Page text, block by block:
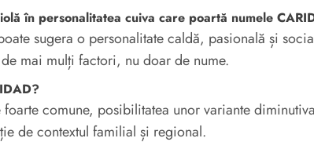
în personalitatea cuiva care poartă numele
sugera o personalitate caldă, pasională și
mai mulți factori, nu doar de nume.
comune, posibilitatea unor variante
de contextul familial și regional.